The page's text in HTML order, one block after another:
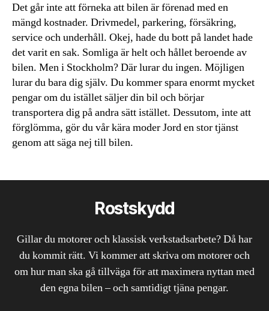
Det går inte att förneka att bilen är förenad med en
mängd kostnader. Drivmedel, parkering, försäkring,
service och underhåll. Okej, hade du bott på landet hade
det varit en sak. Somliga är helt och hållet beroende av
bilen. Men i Stockholm? Där lurar du ingen. Möjligen
lurar du bara dig själv. Du kommer spara enormt mycket
pengar om du istället säljer din bil och börjar
transportera dig på andra sätt istället. Dessutom, inte att
förglömma, gör du vår kära moder Jord en stor tjänst
genom att säga nej till bilen.
Rostskydd
Gillar du motorer och klassisk verkstadsarbete? Då har
du kommit rätt. Vi kommer att skriva om motorer och
om hur man ska gå tillväga för att maximera nyttan med
den egna bilen – och samtidigt tjäna pengar.